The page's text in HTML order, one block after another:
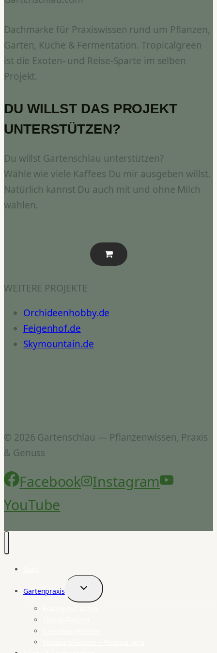
Dachmarke für Praxiswissen rund um Pflanzen,
Garten, Küche & Fermentation. Tropicalgreen
ist die Exoten- und Reise-Sparte im selben
Projekt.
DU WILLST DAS PROJEKT
UNTERSTÜTZEN?
Du willst Gartenschlau unterstützen?
Wähle wie viele Kaffees Du mir ausgeben willst.
Natürlich kannst Du auch mit und ohne Milch
wählen.
WEITERE PROJEKTE
Orchideenhobby.de
Feigenhof.de
Skymountain.de
© 2026 Gartenschlau — Pflanzenwissen, Praxis
& Genuss
Facebook
Instagram
YouTube
Gartenpraxis
Untermenü
umschalten